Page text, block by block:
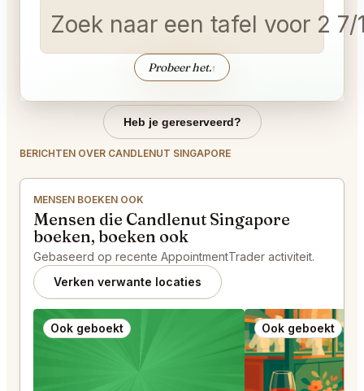
Zoek naar een tafel voor 2
Probeer het.↑
Heb je gereserveerd?
BERICHTEN OVER CANDLENUT SINGAPORE
MENSEN BOEKEN OOK
Mensen die Candlenut Singapore
boeken, boeken ook
Gebaseerd op recente AppointmentTrader activiteit.
Verken verwante locaties
Ook geboekt Ook geboekt